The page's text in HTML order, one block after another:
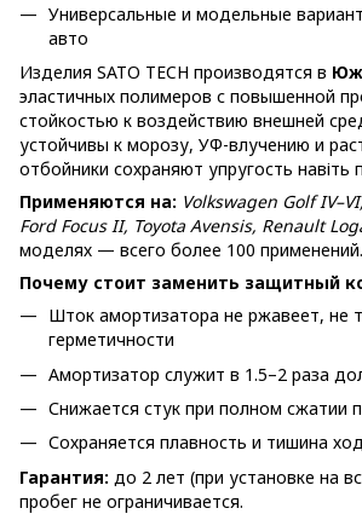
Универсальные и модельные
авто
Изделия SATO TECH производятся в
эластичных полимеров с повышенной
стойкостью к воздействию внешней
устойчивы к морозу, УФ-влучению и
отбойники сохраняют упругость навіть
Применяются на: Volkswagen Golf
Ford Focus II, Toyota Avensis, Renault
моделях — всего более 100 применений.
Почему стоит заменить защитный
Шток амортизатора не ржавеет, не
герметичности
Амортизатор служит в 1.5–2 раза
Снижается стук при полном сжатии
Сохраняется плавность и тишина
Гарантия: до 2 лет (при установке на
пробег не ограничивается.